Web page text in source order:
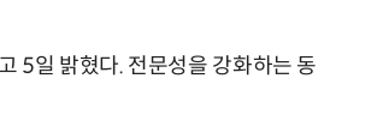
5일 밝혔다. 전문성을 강화하는 동